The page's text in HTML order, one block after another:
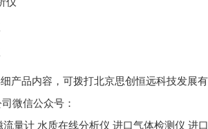
产品内容，可拨打北京思创恒远科技发展
微信公众号：
流量计 水质在线分析仪 进口气体检测仪 进